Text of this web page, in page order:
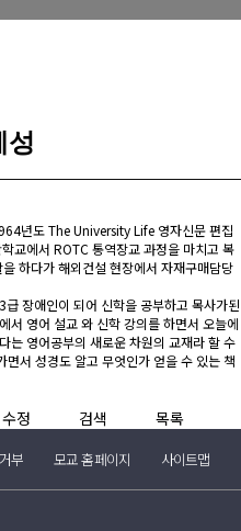
성
년도 The University Life 영자신문 편집
교에서 ROTC 통역장교 과정을 마치고 복
하다가 해외건설 현장에서 자재구매담당
장애인이 되어 신학을 공부하고 목사가된
서 영어 설교 와 신학 강의를 하면서 오늘에
는 영어공부의 새로운 차원의 교재라 할 수
서 성경도 알고 무엇인가 얻을 수 있는 책
수정 검색 목록
부 모교 홈페이지 사이트맵